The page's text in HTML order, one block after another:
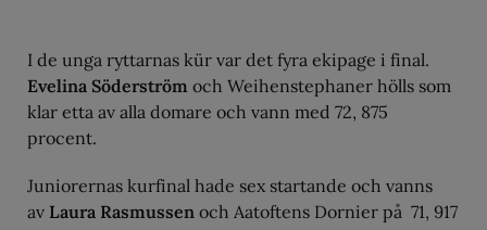
I de unga ryttarnas kür var det fyra ekipage i final.
Evelina Söderström och Weihenstephaner hölls som
klar etta av alla domare och vann med 72, 875
procent.
Juniorernas kurfinal hade sex startande och vanns
av Laura Rasmussen och Aatoftens Dornier på 71, 917